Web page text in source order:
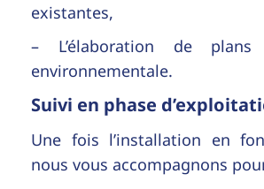
existantes,
– L’élaboration de
environnementale.
Suivi en phase
Une fois l’installation en
nous vous accompagnons